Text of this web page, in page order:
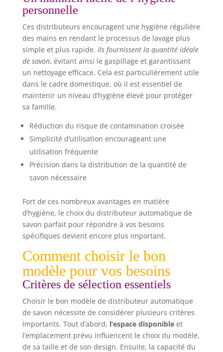
personnelle
Ces distributeurs encouragent une hygiène régulière
des mains en rendant le processus de lavage plus
simple et plus rapide. Ils fournissent la quantité idéale
de savon, évitant ainsi le gaspillage et garantissant
un nettoyage efficace. Cela est particulièrement utile
dans le cadre domestique, où il est essentiel de
maintenir un niveau d’hygiène élevé pour protéger
sa famille.
Réduction du risque de contamination croisée
Simplicité d’utilisation encourageant une
utilisation fréquente
Précision dans la distribution de la quantité de
savon nécessaire
Fort de ces nombreux avantages en matière
d’hygiène, le choix du distributeur automatique de
savon parfait pour répondre à vos besoins
spécifiques devient encore plus important.
Comment choisir le bon
modèle pour vos besoins
Critères de sélection essentiels
Choisir le bon modèle de distributeur automatique
de savon nécessite de considérer plusieurs critères
importants. Tout d’abord, l’espace disponibleet
l’emplacement prévu influencent le choix du modèle,
de sa taille et de son design. Ensuite, la capacité du